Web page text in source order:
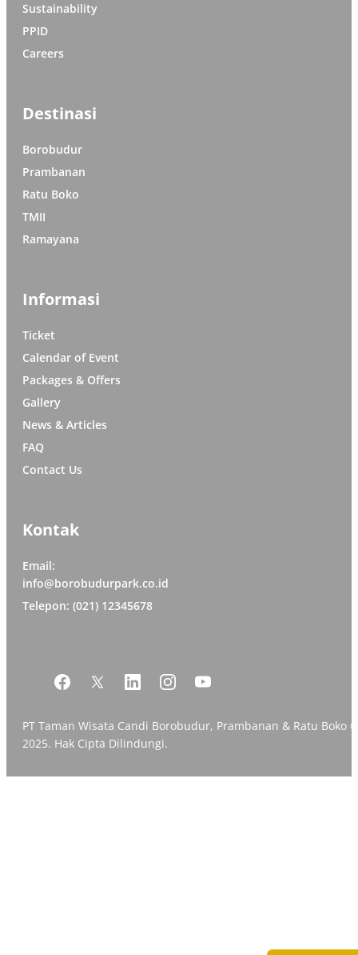
Sustainability
PPID
Careers
Destinasi
Borobudur
Prambanan
Ratu Boko
TMII
Ramayana
Informasi
Ticket
Calendar of Event
Packages & Offers
Gallery
News & Articles
FAQ
Contact Us
Kontak
Email:
info@borobudurpark.co.id
Telepon: (021) 12345678
PT Taman Wisata Candi Borobudur, Prambanan & Ratu Boko
2025. Hak Cipta Dilindungi.